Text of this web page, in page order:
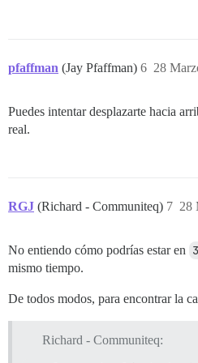
pfaffman (Jay Pfaffman) 28
6
Puedes intentar desplazarte hacia
real.
RGJ (Richard - Communiteq) 28
7
No entiendo cómo podrías estar en
mismo tiempo.
De todos modos, para encontrar la
Richard - Communiteq: